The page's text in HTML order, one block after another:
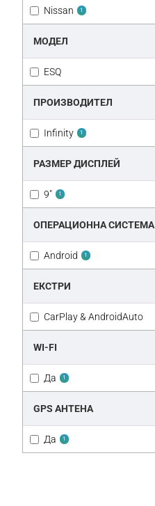
ПРОИЗВОДИТЕЛ
Infinity 1
РАЗМЕР ДИСПЛЕЙ
9" 1
ОПЕРАЦИОННА СИСТЕМА
Android 1
ЕКСТРИ
CarPlay & AndroidAuto
WI-FI
Да 1
GPS АНТЕНА
Да 1
МОДЕЛ
ESQ
Nissan 1